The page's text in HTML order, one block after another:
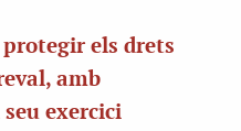
protegir els drets
amb
exercici